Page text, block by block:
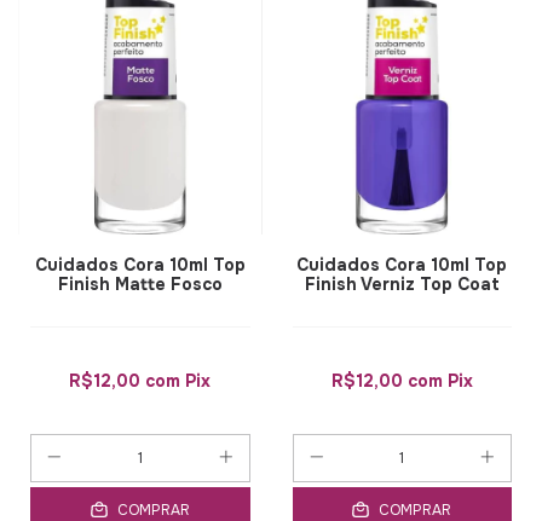
Cuidados Cora 10ml Top
Finish Matte Fosco
R$12,00 com Pix
COMPRAR
Cuidados Cora 10ml Top
Finish Verniz Top Coat
R$12,00 com Pix
COMPRAR